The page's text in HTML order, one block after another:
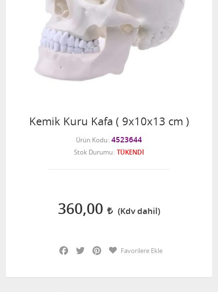
Kemik Kuru Kafa ( 9x10x13 cm )
Ürün Kodu 4523644
Stok Durumu TÜKENDİ
360,00
Facebook
Twitter PinterestFavorilere Ekle